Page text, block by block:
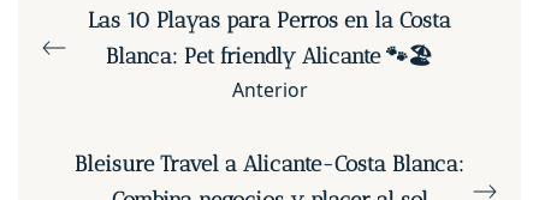
Las 10 Playas para Perros en la Costa
Blanca: Pet friendly Alicante 🐾🏖️
Anterior
Bleisure Travel a Alicante-Costa Blanca: